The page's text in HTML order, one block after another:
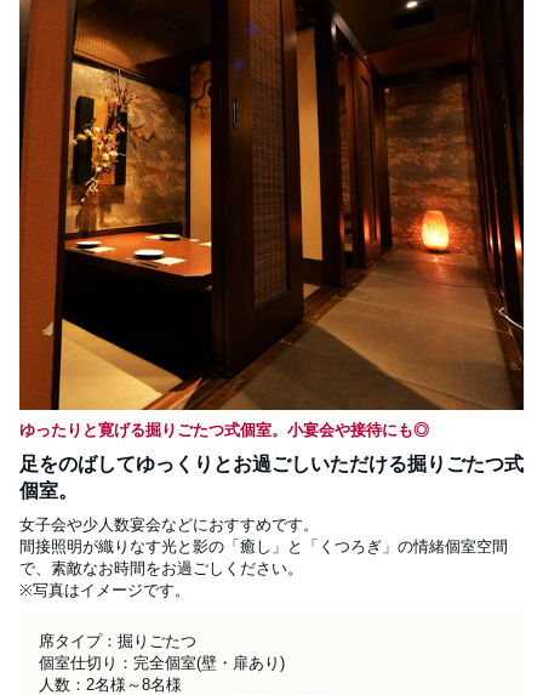
ゆったりと寛げる掘りごたつ式個室。小宴会や接待にも◎
足をのばしてゆっくりとお過ごしいただける掘りごたつ式
個室。
女子会や少人数宴会などにおすすめです。
間接照明が織りなす光と影の「癒し」と「くつろぎ」の情緒個室空間
で、素敵なお時間をお過ごしください。
※写真はイメージです。
席タイプ：掘りごたつ
個室仕切り：完全個室(壁・扉あり)
人数：2名様～8名様